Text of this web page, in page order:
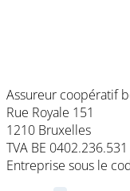
Assureur coopératif
Rue Royale 151
1210 Bruxelles
TVA BE
Entreprise sous le